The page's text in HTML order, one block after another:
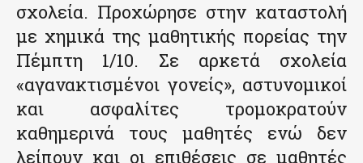
σχολεία. Προχώρησε στην καταστολή
με χημικά της μαθητικής πορείας την
Πέμπτη 1/10. Σε αρκετά σχολεία
«αγανακτισμένοι γονείς», αστυνομικοί
και ασφαλίτες τρομοκρατούν
καθημερινά τους μαθητές ενώ δεν
λείπουν και οι επιθέσεις σε μαθητές